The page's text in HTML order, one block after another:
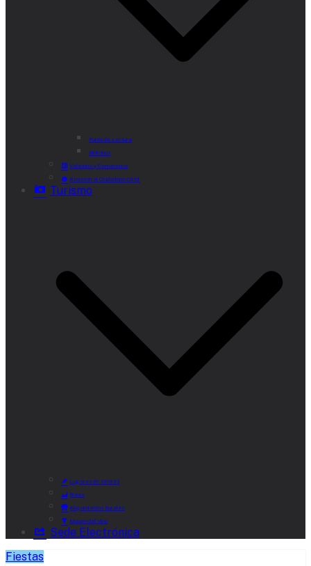
Punto de Lectura
Bibliobús
Velatorio y Cementerio
Atención al Ciudadano CAM
Turismo
Lugares de Interés
Rutas
Alojamientos Rurales
Museo del Vino
Sede Electrónica
Fiestas